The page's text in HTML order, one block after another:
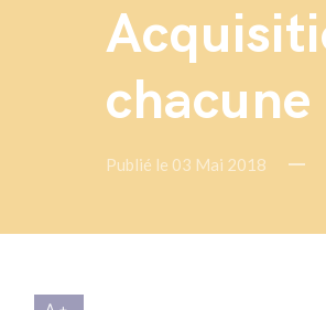
Publié le 03 Mai 2018